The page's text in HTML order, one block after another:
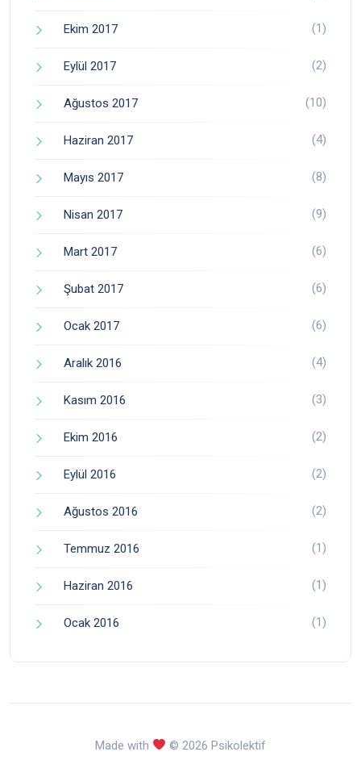
Ekim 2017 (1)
Eylül 2017 (2)
Ağustos 2017 (10)
Haziran 2017 (4)
Mayıs 2017 (8)
Nisan 2017 (9)
Mart 2017 (6)
Şubat 2017 (6)
Ocak 2017 (6)
Aralık 2016 (4)
Kasım 2016 (3)
Ekim 2016 (2)
Eylül 2016 (2)
Ağustos 2016 (2)
Temmuz 2016 (1)
Haziran 2016 (1)
Ocak 2016 (1)
Made with © 2026 Psikolektif